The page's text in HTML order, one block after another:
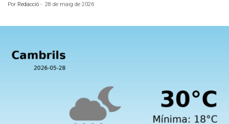
Por Redacció - 28 de maig de 2026